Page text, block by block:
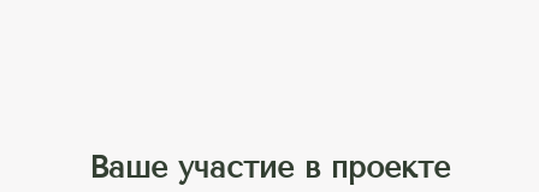
Ваше участие в проекте